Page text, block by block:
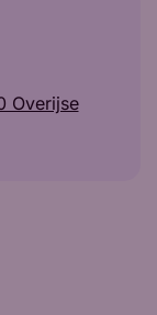
Overijse